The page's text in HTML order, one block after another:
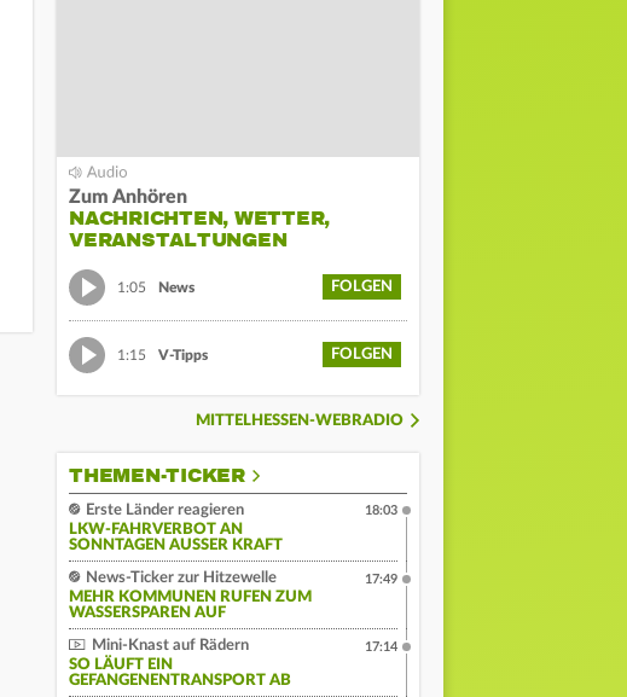
Zum Anhören
NACHRICHTEN, WETTER,
VERANSTALTUNGEN
1:05 News FOLGEN
1:15 V-Tipps FOLGEN
MITTELHESSEN-WEBRADIO
THEMEN-TICKER
Erste Länder reagieren
LKW-FAHRVERBOT AN
SONNTAGEN AUSSER KRAFT
18:03
News-Ticker zur Hitzewelle
MEHR KOMMUNEN RUFEN ZUM
WASSERSPAREN AUF
17:49
Mini-Knast auf Rädern
SO LÄUFT EIN
GEFANGENENTRANSPORT AB
17:14